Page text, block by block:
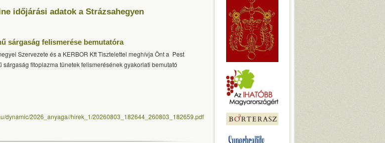
időjárási adatok a Strázsahegyen
sárgaság felismerése bemutatóra
Szervezete és a KERBOR Kft Tisztelettel meghívja Önt a Pest
sárgaság fitoplazma tünetek felismerésének gyakorlati bemutató
dynamic/2026_anyaga//hirek_1/20260803_182644_260803_182659.pdf